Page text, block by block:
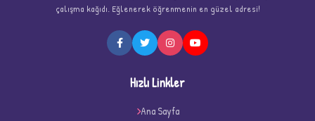
çalışma kağıdı. Eğlenerek öğrenmenin en güzel adresi!
Hızlı Linkler
Ana Sayfa